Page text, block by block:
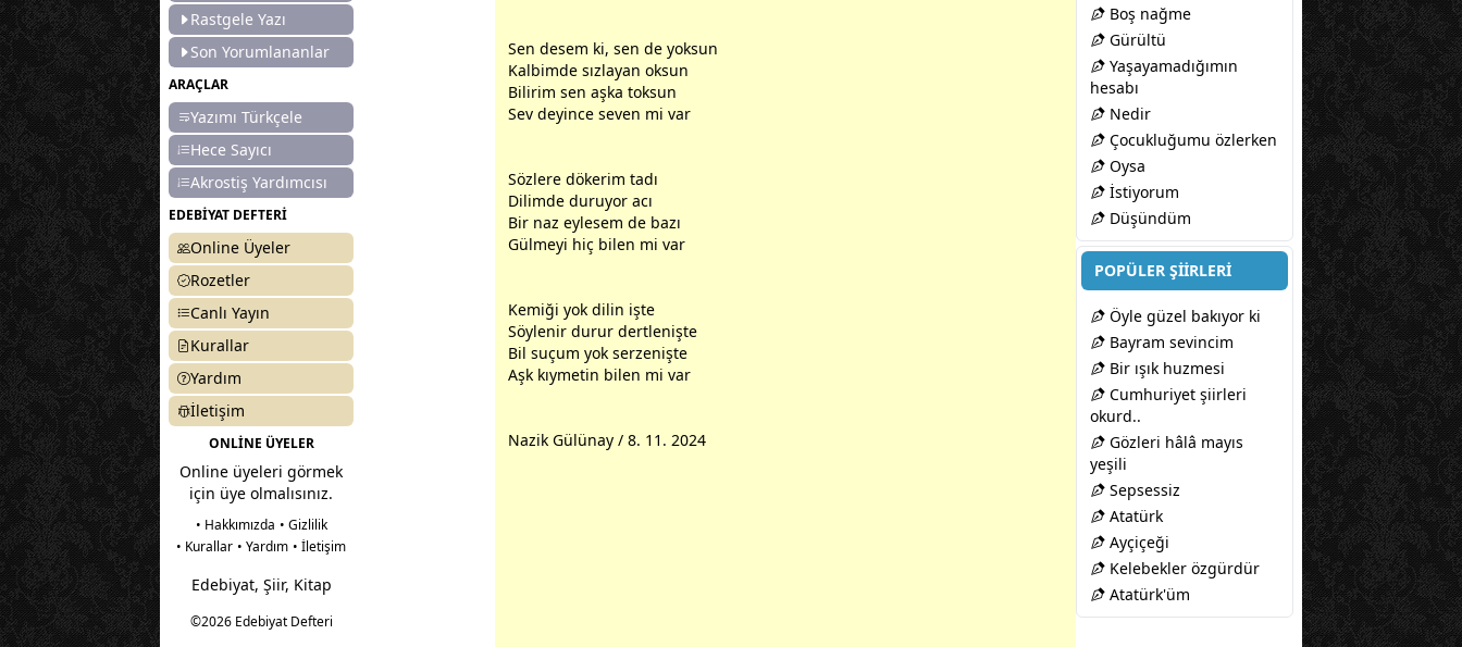
Rastgele Yazı
Son Yorumlananlar
ARAÇLAR
Yazımı Türkçele
Hece Sayıcı
Akrostiş Yardımcısı
EDEBİYAT DEFTERİ
Online Üyeler
Rozetler
Canlı Yayın
Kurallar
Yardım
İletişim
ONLİNE ÜYELER
Online üyeleri görmek
için üye olmalısınız.
• Hakkımızda • Gizlilik
• Kurallar • Yardım • İletişim
Edebiyat, Şiir, Kitap
©2026 Edebiyat Defteri
Sen desem ki, sen de yoksun
Kalbimde sızlayan oksun
Bilirim sen aşka toksun
Sev deyince seven mi var
Sözlere dökerim tadı
Dilimde duruyor acı
Bir naz eylesem de bazı
Gülmeyi hiç bilen mi var
Kemiği yok dilin işte
Söylenir durur dertlenişte
Bil suçum yok serzenişte
Aşk kıymetin bilen mi var
Nazik Gülünay / 8. 11. 2024
Boş nağme
Gürültü
Yaşayamadığımın
hesabı
Nedir
Çocukluğumu özlerken
Oysa
İstiyorum
Düşündüm
POPÜLER ŞİİRLERİ
Öyle güzel bakıyor ki
Bayram sevincim
Bir ışık huzmesi
Cumhuriyet şiirleri
okurd..
Gözleri hâlâ mayıs
yeşili
Sepsessiz
Atatürk
Ayçiçeği
Kelebekler özgürdür
Atatürk'üm